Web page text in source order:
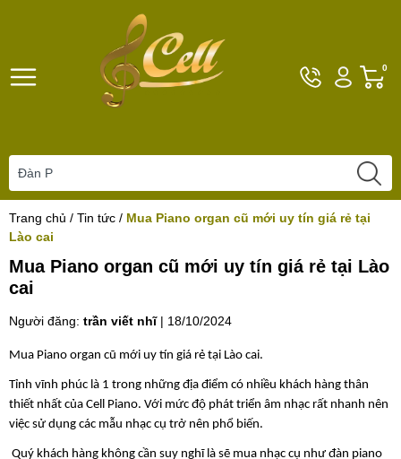
Hotline
0961017926
Tài
khoản
0
Trang chủ / Tin tức / Mua Piano organ cũ mới uy tín giá rẻ tại
Lào cai
Mua Piano organ cũ mới uy tín giá rẻ tại Lào
cai
Người đăng: trần viết nhĩ| 18/10/2024
Mua Piano organ cũ mới uy tín giá rẻ tại Lào cai.
Tỉnh vĩnh phúc là 1 trong những địa điểm có nhiều khách hàng thân
thiết nhất của Cell Piano. Với mức độ phát triển âm nhạc rất nhanh nên
việc sử dụng các mẫu nhạc cụ trở nên phổ biến.
Quý khách hàng không cần suy nghĩ là sẽ mua nhạc cụ như đàn piano